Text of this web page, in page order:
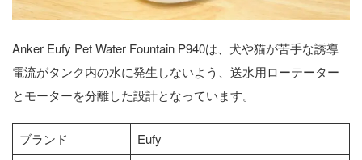
Anker Eufy Pet Water Fountain P940は、犬や猫が苦手な誘導
電流がタンク内の水に発生しないよう、送水用ローテーター
とモーターを分離した設計となっています。
ブランド
Eufy